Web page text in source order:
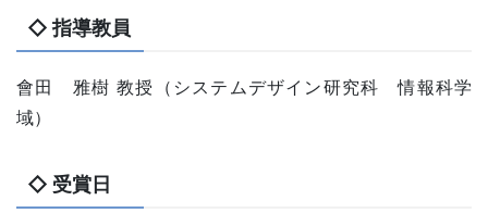
◇ 指導教員
會田 雅樹 教授（システムデザイン研究科 情報科学
域）
◇ 受賞日